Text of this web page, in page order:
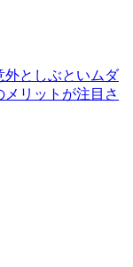
外としぶといムダ
リットが注目さ